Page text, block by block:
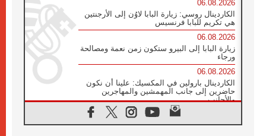
06.08.2026
الكاردينال روسي: زيارة البابا لاوُن إلى الأرجنتين
هي تكريم للبابا فرنسيس
06.08.2026
زيارة البابا إلى البيرو ستكون زمن نعمة ومصالحة
ورجاء
06.08.2026
الكاردينال بارولين في المكسيك: علينا أن نكون
حاضرين إلى جانب المهمشين والمهاجرين
والأجانب
البابا لاوُن الرابع عشر للشباب في أسيزي: